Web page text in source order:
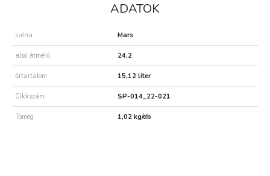
ADATOK
széria Mars
alsó átmérő 24,2
űrtartalom 15,12 liter
Cikkszám SP-014_22-021
Tömeg 1,02 kg/db